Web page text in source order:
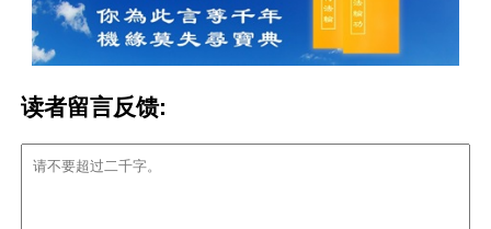
读者留言反馈: